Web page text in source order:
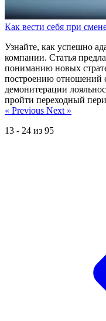
Как вести себя при
Узнайте, как успешно
компании. Статья
пониманию новых
построению отношений
демонитерации
пройти переходный
« Previous Next »
13 - 24 из 95